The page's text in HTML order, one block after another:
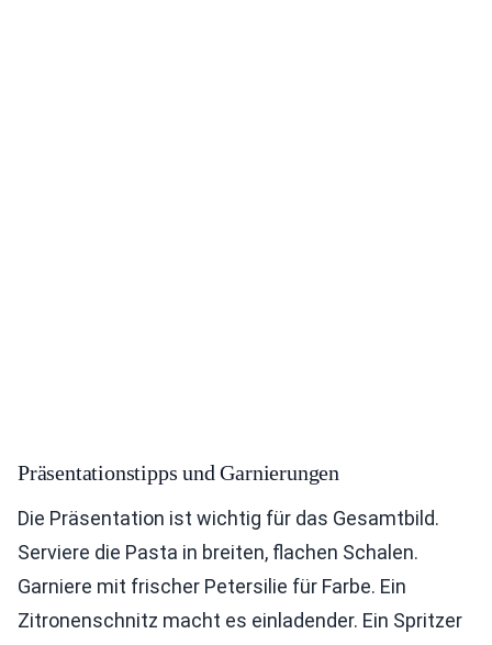
Präsentationstipps und Garnierungen
Die Präsentation ist wichtig für das Gesamtbild.
Serviere die Pasta in breiten, flachen Schalen.
Garniere mit frischer Petersilie für Farbe. Ein
Zitronenschnitz macht es einladender. Ein Spritzer